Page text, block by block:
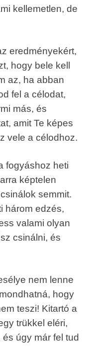
kellemetlen, de
eredményekért,
hogy bele kell
az, ha abban
fel a célodat,
más, és
amit Te képes
vele a célodhoz.
fogyáshoz heti
képtelen
semmit.
három edzés,
valami olyan
csinálni, és
nem lenne
hogy
teszi! Kitartó a
trükkel eléri,
úgy már fel tud